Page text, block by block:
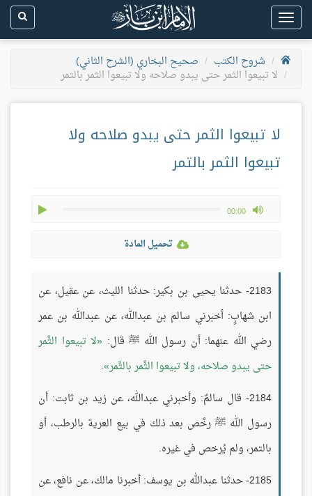
Toggle
navigation
شروح الكتب
صحيح البخاري (الشرح الثاني)
لا تبيعوا الثمر حتى يبدو صلاحه ولا تبيعوا الثمر بالتمر
لا تبيعوا الثمر حتى يبدو صلاحه ولا
تبيعوا الثمر بالتمر
00:00
max volume
تحميل المادة
2183- حدثنا يحيى بن بكير: حدثنا الليث، عن عقيل، عن
ابن شهابٍ: أخبرني سالم بن عبدالله، عن عبدالله بن عمر
رضي الله عنهما: أن رسول الله ﷺ قال:
لا تبيعوا الثَّمر
حتى يبدو صلاحه، ولا تبيعوا الثَّمر بالتَّمر .
2184- قال سالمٌ: وأخبرني عبدالله، عن زيد بن ثابت: أن
رسول الله ﷺ رخَّص بعد ذلك في بيع العرية بالرطب، أو
بالتمر، ولم يُرخص في غيره.
2185- حدثنا عبدالله بن يوسف: أخبرنا مالك، عن نافع، عن